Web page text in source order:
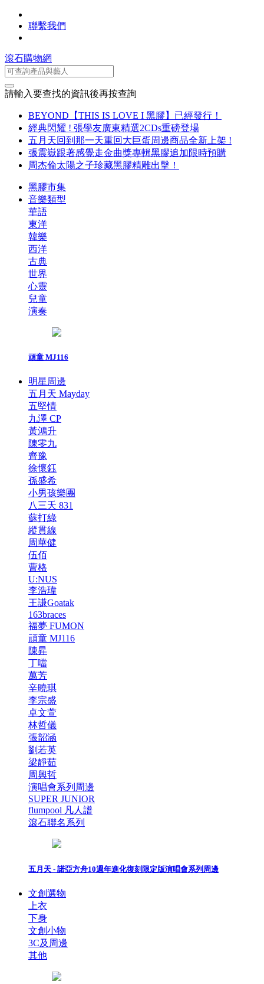
聯繫我們
滾石購物網
請輸入要查找的資訊後再按查詢
BEYOND【THIS IS LOVE I 黑膠】已經發行！
經典閃耀 ! 張學友廣東精選2CDs重磅登場
五月天回到那一天重回大巨蛋周邊商品全新上架 !
張震嶽跟著感覺走金曲獎專輯黑膠追加限時預購
周杰倫太陽之子珍藏黑膠精雕出擊！
黑膠市集
音樂類型
華語
東洋
韓樂
西洋
古典
世界
心靈
兒童
演奏
頑童 MJ116
明星周邊
五月天 Mayday
五堅情
九澤 CP
黃鴻升
陳零九
齊豫
徐懷鈺
孫盛希
小男孩樂團
八三夭 831
蘇打綠
縱貫線
周華健
伍佰
曹格
U:NUS
李浩瑋
王謙Goatak
163braces
福夢 FUMON
頑童 MJ116
陳昇
丁噹
萬芳
辛曉琪
李宗盛
卓文萱
林哲儀
張韶涵
劉若英
梁靜茹
周興哲
演唱會系列周邊
SUPER JUNIOR
flumpool 凡人譜
滾石聯名系列
五月天 - 諾亞方舟10週年進化復刻限定版演唱會系列周邊
文創選物
上衣
下身
文創小物
3C及周邊
其他